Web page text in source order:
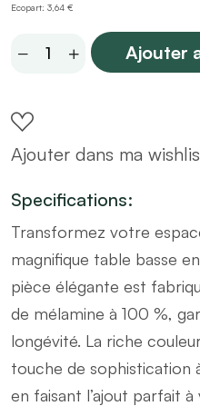
Ecopart: 3,64 €
Table
bois
noir
x
60
x
h40cm
quantity
Ajouter
Ajouter dans ma
Specifications:
Transformez votre
magnifique table basse
pièce élégante est
de mélamine à 100 %,
longévité. La riche
touche de sophistication
en faisant l’ajout parfait